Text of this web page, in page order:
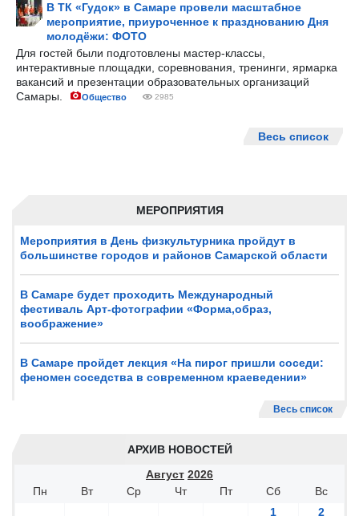
МЕРОПРИЯТИЯ
Мероприятия в День физкультурника пройдут в
большинстве городов и районов Самарской области
В Самаре будет проходить Международный
фестиваль Арт-фотографии «Форма,образ,
воображение»
В Самаре пройдет лекция «На пирог пришли соседи:
феномен соседства в современном краеведении»
Весь список
АРХИВ НОВОСТЕЙ
Август 2026
Пн
Вт Ср Чт Пт Сб
Вс
1
2
В ТК «Гудок» в Самаре провели масштабное
мероприятие, приуроченное к празднованию Дня
молодёжи: ФОТО
Для гостей были подготовлены мастер-классы,
интерактивные площадки, соревнования, тренинги, ярмарка
вакансий и презентации образовательных организаций
Самары.
Общество 2985
Весь список